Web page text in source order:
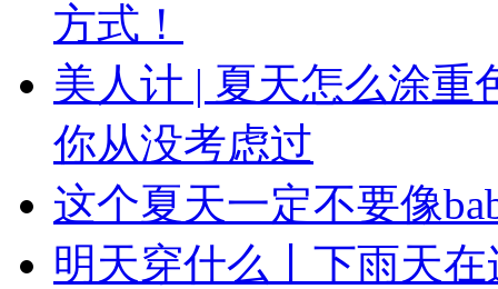
方式！
美人计 | 夏天怎么涂重
你从没考虑过
这个夏天一定不要像
明天穿什么丨下雨天